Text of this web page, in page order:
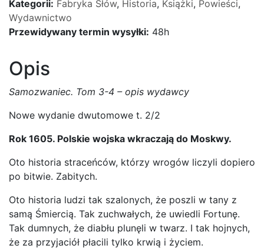
–
J.
Komuda
Kategorii: Fabryka Słów, Historia, Książki, Powieści,
Wydawnictwo
Przewidywany termin wysyłki: 48h
Opis
Samozwaniec. Tom 3-4 – opis wydawcy
Nowe wydanie dwutomowe t. 2/2
Rok 1605. Polskie wojska wkraczają do Moskwy.
Oto historia straceńców, którzy wrogów liczyli dopiero
po bitwie. Zabitych.
Oto historia ludzi tak szalonych, że poszli w tany z
samą Śmiercią. Tak zuchwałych, że uwiedli Fortunę.
Tak dumnych, że diabłu plunęli w twarz. I tak hojnych,
że za przyjaciół płacili tylko krwią i życiem.